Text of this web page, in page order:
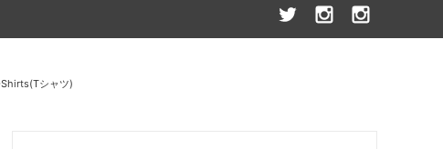
Bottoms(ボトム,パンツ類)
シャツ)